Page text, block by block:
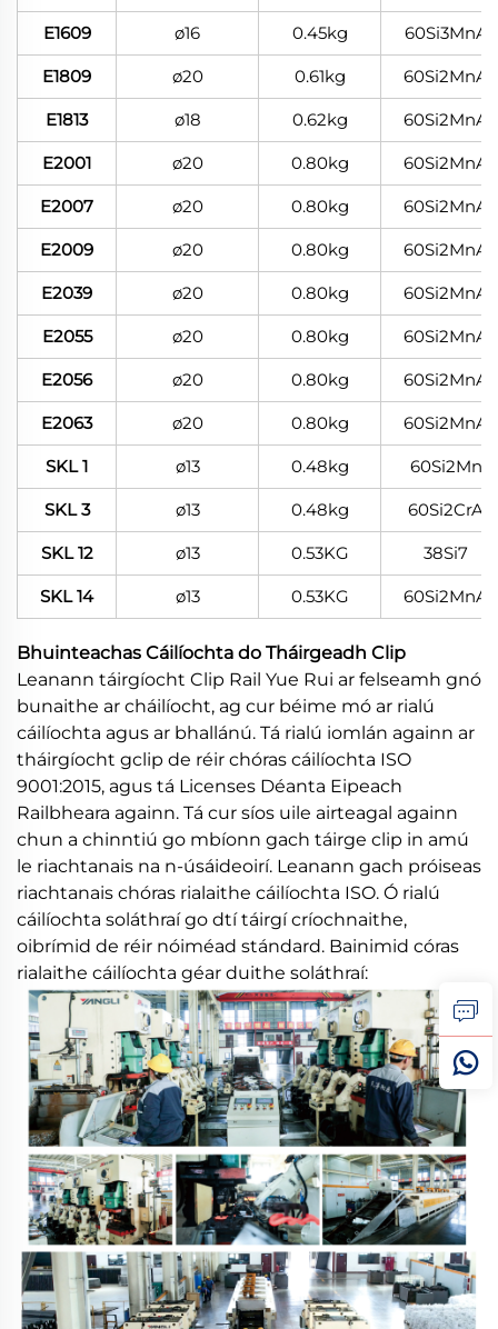
E1609 ø16 0.45kg 60Si3MnA
E1809 ø20 0.61kg 60Si2MnA
E1813 ø18 0.62kg 60Si2MnA
E2001 ø20 0.80kg 60Si2MnA
E2007 ø20 0.80kg 60Si2MnA
E2009 ø20 0.80kg 60Si2MnA
E2039 ø20 0.80kg 60Si2MnA
E2055 ø20 0.80kg 60Si2MnA
E2056 ø20 0.80kg 60Si2MnA
E2063 ø20 0.80kg 60Si2MnA
SKL 1 ø13 0.48kg 60Si2Mn
SKL 3 ø13 0.48kg 60Si2CrA
SKL 12 ø13 0.53KG 38Si7
SKL 14 ø13 0.53KG 60Si2MnA
Bhuinteachas Cáilíochta do Tháirgeadh Clip
Leanann táirgíocht Clip Rail Yue Rui ar felseamh gnó
bunaithe ar cháilíocht, ag cur béime mó ar rialú
cáilíochta agus ar bhallánú. Tá rialú iomlán againn ar
tháirgíocht gclip de réir chóras cáilíochta ISO
9001:2015, agus tá Licenses Déanta Eipeach
Railbheara againn. Tá cur síos uile airteagal againn
chun a chinntiú go mbíonn gach táirge clip in amú
le riachtanais na n-úsáideoirí. Leanann gach próiseas
riachtanais chóras rialaithe cáilíochta ISO. Ó rialú
cáilíochta soláthraí go dtí táirgí críochnaithe,
oibrímid de réir nóiméad stándard. Bainimid córas
rialaithe cáilíochta géar duithe soláthraí: